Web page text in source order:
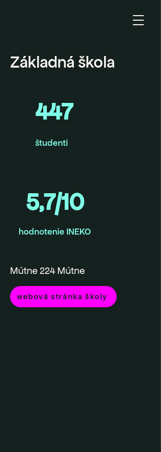
Základná škola
447
študenti
5,7/10
hodnotenie INEKO
Mútne 224 Mútne
webová stránka školy